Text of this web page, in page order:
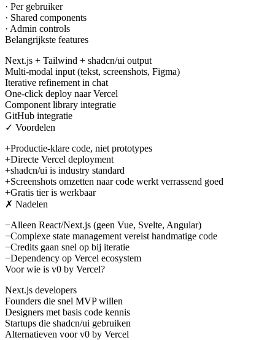
· Per gebruiker
· Shared components
· Admin controls
Belangrijkste features
Next.js + Tailwind + shadcn/ui output
Multi-modal input (tekst, screenshots, Figma)
Iterative refinement in chat
One-click deploy naar Vercel
Component library integratie
GitHub integratie
✓ Voordelen
+Productie-klare code, niet prototypes
+Directe Vercel deployment
+shadcn/ui is industry standard
+Screenshots omzetten naar code werkt verrassend goed
+Gratis tier is werkbaar
✗ Nadelen
−Alleen React/Next.js (geen Vue, Svelte, Angular)
−Complexe state management vereist handmatige code
−Credits gaan snel op bij iteratie
−Dependency op Vercel ecosystem
Voor wie is v0 by Vercel?
Next.js developers
Founders die snel MVP willen
Designers met basis code kennis
Startups die shadcn/ui gebruiken
Alternatieven voorv0 by Vercel